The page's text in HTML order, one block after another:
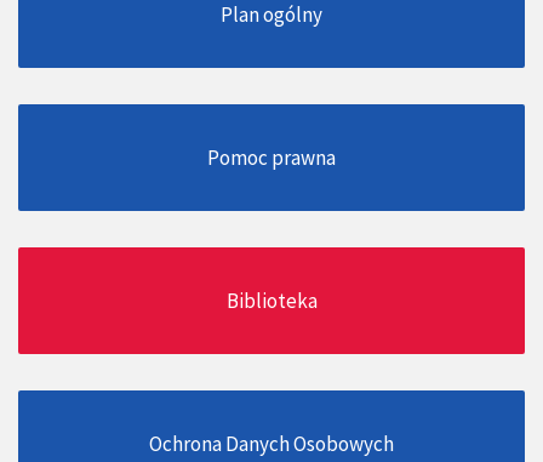
Plan ogólny
Pomoc prawna
Biblioteka
Ochrona Danych Osobowych